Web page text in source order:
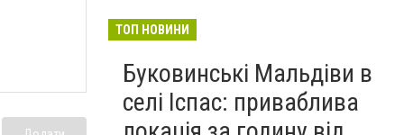
зафіксували новий
історичний температурний
максимум
ТОП НОВИНИ
Буковинські Мальдіви в
селі Іспас: приваблива